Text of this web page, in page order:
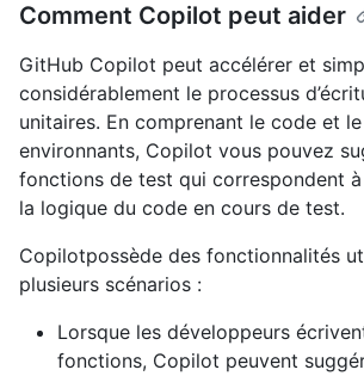
Comment Copilot peut aider
GitHub Copilot peut accélérer et
considérablement le processus
unitaires. En comprenant le code et
environnants, Copilot vous pouvez
fonctions de test qui correspondent
la logique du code en cours de test.
Copilotpossède des fonctionnalités
plusieurs scénarios :
Lorsque les développeurs
fonctions, Copilot peuvent